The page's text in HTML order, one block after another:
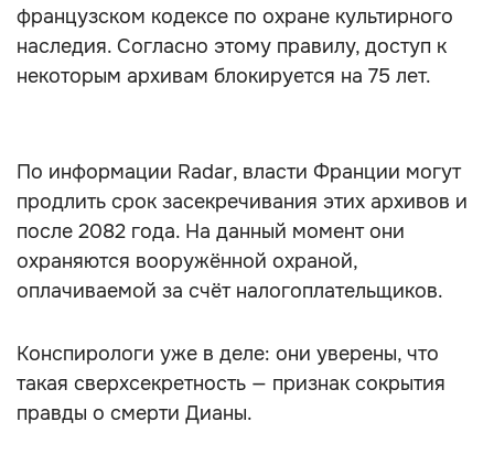
французском кодексе по охране культирного
наследия. Согласно этому правилу, доступ к
некоторым архивам блокируется на 75 лет.
По информации Radar, власти Франции могут
продлить срок засекречивания этих архивов и
после 2082 года. На данный момент они
охраняются вооружённой охраной,
оплачиваемой за счёт налогоплательщиков.
Конспирологи уже в деле: они уверены, что
такая сверхсекретность — признак сокрытия
правды о смерти Дианы.